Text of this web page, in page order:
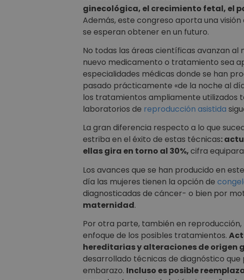
ginecológica, el crecimiento fetal, el
Además, este congreso aporta una
se esperan obtener en un futuro.
No todas las áreas científicas avanzan
nuevo medicamento o tratamiento sea
especialidades médicas donde se han
pasado prácticamente «de la noche al
los tratamientos ampliamente utilizados
laboratorios de reproducción asistida
La gran diferencia respecto a lo que
estriba en el éxito de estas técnicas:
ellas gira en torno al 30%,cifra
Los avances que se han producido en
día las mujeres tienen la opción de
diagnosticadas de cáncer- o bien por
maternidad.
Por otra parte, también en
enfoque de los posibles tratamientos.
hereditarias y alteraciones de origen
desarrollado técnicas de diagnóstico
embarazo. Incluso es posible